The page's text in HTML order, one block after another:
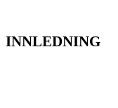
INNLEDNING